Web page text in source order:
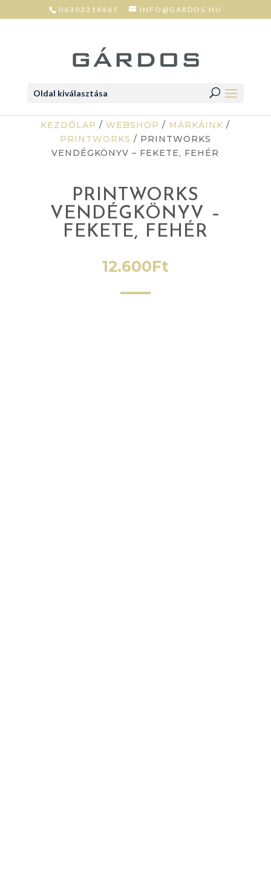
06302318665 INFO@GARDOS.HU
Oldal kiválasztása
KEZDŐLAP /WEBSHOP / MÁRKÁINK /
PRINTWORKS / PRINTWORKS
VENDÉGKÖNYV – FEKETE, FEHÉR
PRINTWORKS
VENDÉGKÖNYV –
FEKETE, FEHÉR
12.600Ft